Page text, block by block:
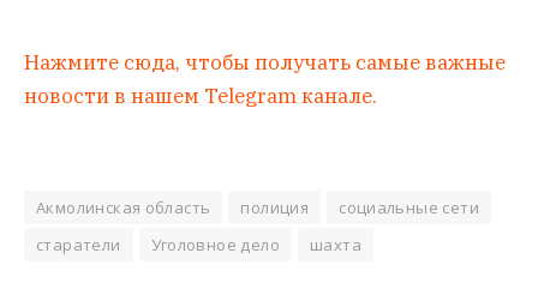
Нажмите сюда, чтобы получать самые важные
новости в нашем Telegram канале.
Акмолинская область полиция
социальные сети
старатели
Уголовное дело шахта